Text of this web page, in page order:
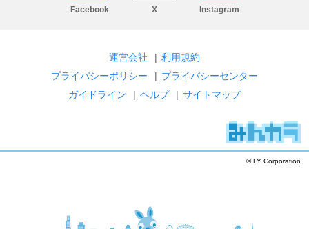
Facebook X Instagram
運営会社 | 利用規約
プライバシーポリシー
| プライバシーセンター
ガイドライン
| ヘルプ | サイトマップ
© LY Corporation